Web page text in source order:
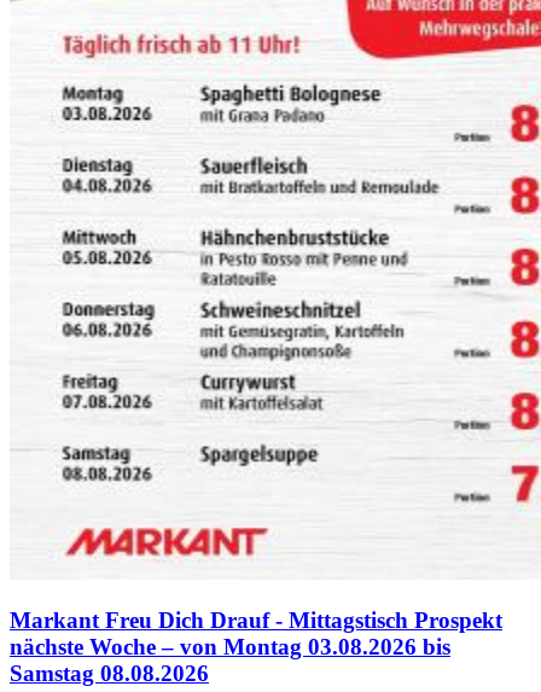
Markant Freu Dich Drauf - Mittagstisch Prospekt
nächste Woche – von Montag 03.08.2026 bis
Samstag 08.08.2026